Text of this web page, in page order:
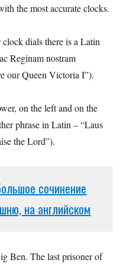
the most accurate clocks.
dials there is a Latin
Reginam nostram
our Queen Victoria I”).
on the left and on the
phrase in Latin – “Laus
the Lord”).
сочинение
на английском
Ben. The last prisoner of